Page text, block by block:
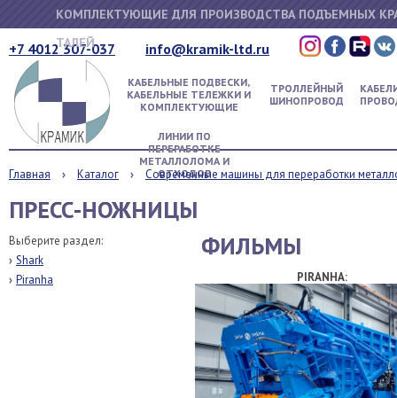
КОМПЛЕКТУЮЩИЕ ДЛЯ ПРОИЗВОДСТВА ПОДЪЕМНЫХ
ТАЛЕЙ
+7 4012 307-037 info@kramik-ltd.ru
КАБЕЛЬНЫЕ ПОДВЕСКИ,
КАБЕЛЬНЫЕ ТЕЛЕЖКИ И
КОМПЛЕКТУЮЩИЕ
ТРОЛЛЕЙНЫЙ
ШИНОПРОВОД
ЛИНИИ ПО
ПЕРЕРАБОТКЕ
МЕТАЛЛОЛОМА И
ОТХОДОВ
Главная Каталог Современные машины для переработки
ПРЕСС-НОЖНИЦЫ
Выберите раздел:
Shark
Piranha
ФИЛЬМЫ
PIRANHA: